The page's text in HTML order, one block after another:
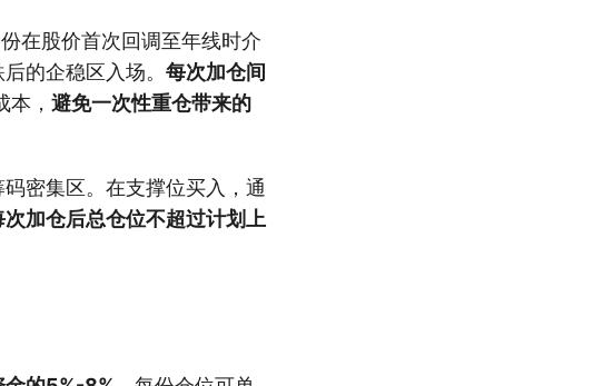
在股价首次回调至年线时介
的企稳区入场。 每次加仓间
本， 避免一次性重仓带来的
密集区。在支撑位买入，通
次加仓后总仓位不超过计划上